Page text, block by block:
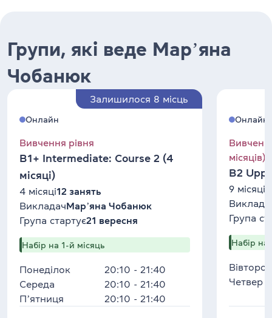
Групи, які веде Марʼяна
Чобанюк
Залишилося 8 місць
Онлайн
Вивчення рівня
B1+ Intermediate: Course 2 (4
місяці)
4 місяці12 занять
ВикладачМарʼяна Чобанюк
Група стартує21 вересня
Набір на 1-й місяць
Понеділок
20:10 - 21:40
Середа
20:10 - 21:40
Пʼятниця
20:10 - 21:40
Онлайн
місяців)
B2
9 місяців
Група
Набір на
Вівторок
Четвер